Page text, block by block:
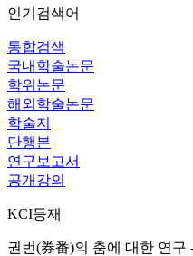
인기검색어
통합검색
국내학술논문
학위논문
해외학술논문
학술지
단행본
연구보고서
공개강의
KCI등재
권번(券番)의 춤에 대한 연